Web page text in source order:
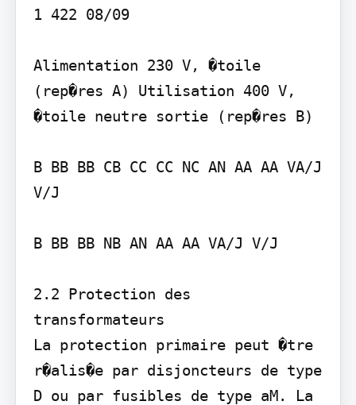
1 422 08/09
Alimentation 230 V, �toile
(rep�res A) Utilisation 400 V,
�toile neutre sortie (rep�res B)
B BB BB CB CC CC NC AN AA AA VA/J
V/J
B BB BB NB AN AA AA VA/J V/J
2.2 Protection des
transformateurs
La protection primaire peut �tre
r�alis�e par disjoncteurs de type
D ou par fusibles de type aM. La